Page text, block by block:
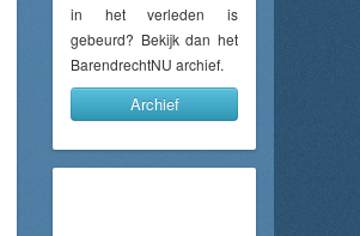
in het verleden is
gebeurd? Bekijk dan het
BarendrechtNU archief.
Archief